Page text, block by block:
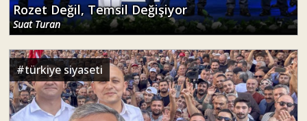
Rozet Değil, Temsil Değişiyor
Suat Turan
#türkiye siyaseti